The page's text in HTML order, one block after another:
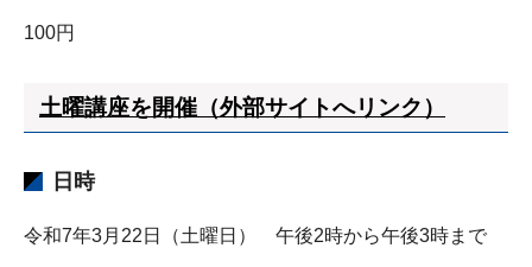
100円
土曜講座を開催（外部サイトへリンク）
日時
令和7年3月22日（土曜日） 午後2時から午後3時まで